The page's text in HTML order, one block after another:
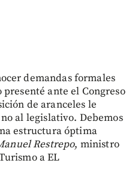
demandas formales
presenté ante el Congreso
de aranceles le
al legislativo. Debemos
estructura óptima
Restrepo, ministro
a EL